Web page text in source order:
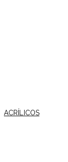
ACRÍLICOS